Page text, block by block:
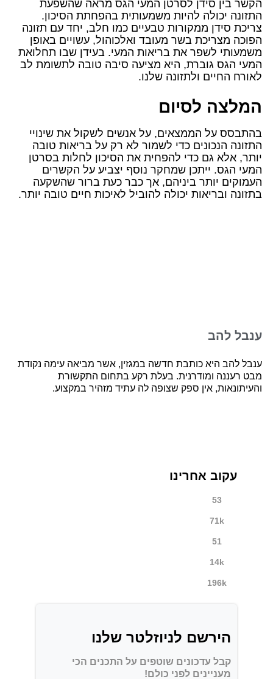
הקשר בין סידן לסרטן המעי הגס מראה שהשפעת
התזונה יכולה להיות משמעותית בהפחתת הסיכון.
צריכת סידן ממקורות טבעיים כמו חלב, יחד עם תזונה
הפוכה מצריכת בשר מעובד ואלכוהול, עשויים באופן
משמעותי לשפר את בריאות המעי. בעידן שבו תחלואת
המעי הגס גוברת, היא מציעה סיבה טובה לתשומת לב
לאורח החיים ולתזונה שלנו.
המלצה לסיום
בהתבסס על הממצאים, על אנשים לשקול את שינויי
התזונה הנכונים כדי לשמור לא רק על בריאות טובה
יותר, אלא גם כדי להפחית את הסיכון לחלות בסרטן
המעי הגס. ייתכן שמחקר נוסף יצביע על הקשרים
העמוקים יותר ביניהם, אך כבר כעת ברור שהשקעה
בתזונה ובריאות יכולה להוביל לאיכות חיים טובה יותר.
ענבל להב
ענבל להב היא כותבת חדשה במגזין, אשר מביאה עימה נקודת
מבט רעננה ומודרנית. בעלת רקע בתחום התקשורת
והעיתונאות, אין ספק שצופה לה עתיד מזהיר במקצוע.
עקוב אחרינו
53
71k
51
14k
196k
הירשם לניוזלטר שלנו
קבל עדכונים שוטפים על התכנים הכי
מעניינים לפני כולם!